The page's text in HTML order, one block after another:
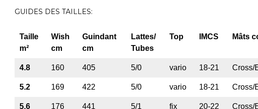
GUIDES DES TAILLES:
Taille
m²
Wish
cm
Guindant
cm
Lattes/
Tubes
Top IMCS Mâts
4.8 160 405 5/0 vario 18-21 Cross/
5.2 169 422 5/0 vario 18-21 Cross/
5.6 176 441 5/1 fix 20-22 Cross/